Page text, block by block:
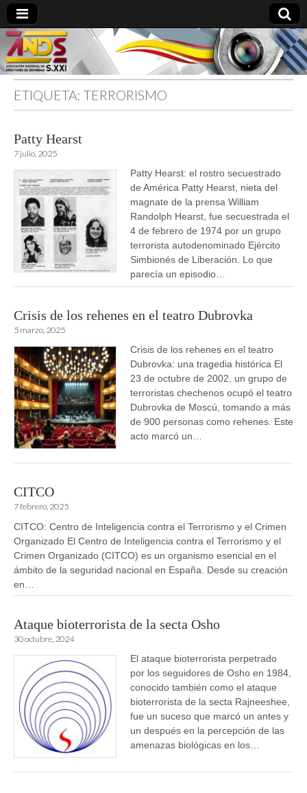
directoresdeseguridad.es
ETIQUETA: TERRORISMO
Patty Hearst
7 julio, 2025
Patty Hearst: el rostro secuestrado
de América Patty Hearst, nieta del
magnate de la prensa William
Randolph Hearst, fue secuestrada el
4 de febrero de 1974 por un grupo
terrorista autodenominado Ejército
Simbionés de Liberación. Lo que
parecía un episodio…
Crisis de los rehenes en el teatro Dubrovka
5 marzo, 2025
Crisis de los rehenes en el teatro
Dubrovka: una tragedia histórica El
23 de octubre de 2002, un grupo de
terroristas chechenos ocupó el teatro
Dubrovka de Moscú, tomando a más
de 900 personas como rehenes. Este
acto marcó un…
CITCO
7 febrero, 2025
CITCO: Centro de Inteligencia contra el Terrorismo y el Crimen
Organizado El Centro de Inteligencia contra el Terrorismo y el
Crimen Organizado (CITCO) es un organismo esencial en el
ámbito de la seguridad nacional en España. Desde su creación
en…
Ataque bioterrorista de la secta Osho
30 octubre, 2024
El ataque bioterrorista perpetrado
por los seguidores de Osho en 1984,
conocido también como el ataque
bioterrorista de la secta Rajneeshee,
fue un suceso que marcó un antes y
un después en la percepción de las
amenazas biológicas en los…